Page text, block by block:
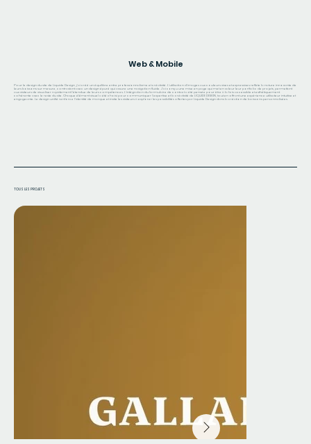
Web & Mobile
Pour le design du site de Liquide Design, j'ai créé un équilibre entre professionnalisme et créativité. L'utilisation d'images aux couleurs vives et expressives reflète la nature innovante de
leurs boissons sur mesure, contrastant avec un design épuré qui assure une navigation fluide. J'ai conçu une mise en page qui met en valeur leur portfolio de projets, permettant
aux visiteurs de visualiser rapidement l'étendue de leurs compétences. L'intégration du formulaire de contact a été pensée pour être à la fois accessible et esthétiquement
cohérente avec le reste du site. Chaque élément visuel a été choisi pour communiquer l'expertise et la créativité de LIQUIDE DESIGN, tout en offrant une expérience utilisateur intuitive et
engageante. Le design unifié renforce l'identité de marque et invite les visiteurs à explorer les possibilités offertes par Liquide Design dans la création de boissons personnalisées.
TOUS LES PROJETS